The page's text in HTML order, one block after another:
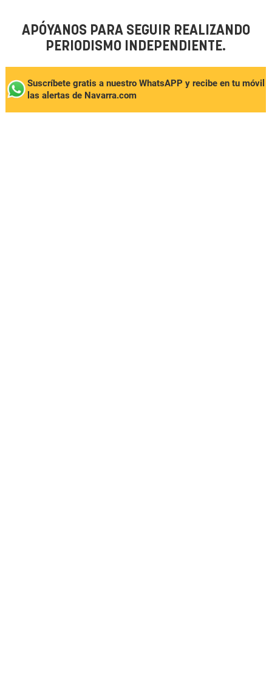
APÓYANOS PARA SEGUIR REALIZANDO
PERIODISMO INDEPENDIENTE.
Suscríbete gratis a nuestro WhatsAPP y recibe en tu móvil
las alertas de Navarra.com